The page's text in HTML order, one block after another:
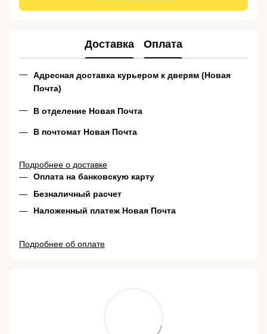
Доставка Оплата
Адресная доставка курьером к дверям (Новая
Почта)
В отделение Новая Почта
В почтомат Новая Почта
Подробнее о доставке
Оплата на банковскую карту
Безналичный расчет
Наложенный платеж Новая Почта
Подробнее об оплате